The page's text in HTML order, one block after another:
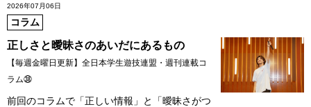
2026年07月06日
コラム
正しさと曖昧さのあいだにあるもの
【毎週金曜日更新】全日本学生遊技連盟・週刊連載コ
ラム㊳
前回のコラムで「正しい情報」と「曖昧さがつ